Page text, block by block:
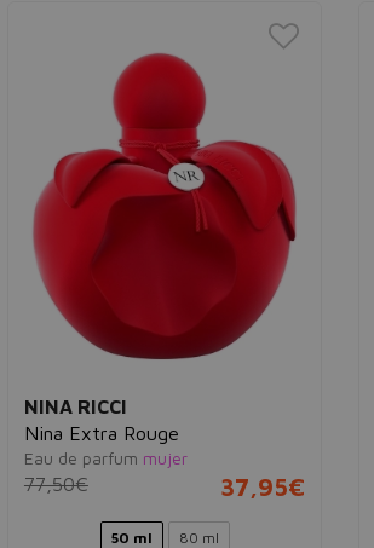
NINA RICCI
Nina Extra Rouge
Eau de parfum mujer
77,50€ 37,95€
50 ml 80 ml